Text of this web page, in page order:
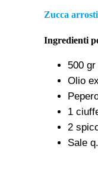
Zucca
Ingredienti
500
Olio
1
2
Sale